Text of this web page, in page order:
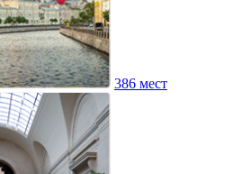
386 мест